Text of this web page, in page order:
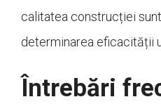
calitatea construcției
determinarea eficacității
Întrebări